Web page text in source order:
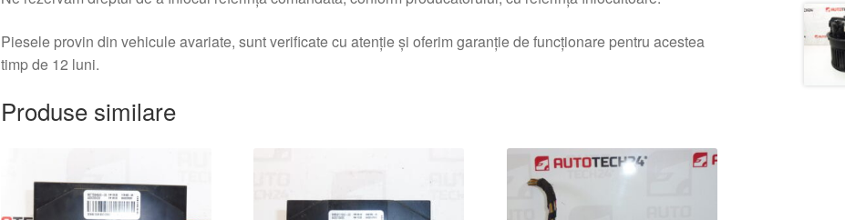
Piesele provin din vehicule avariate, sunt verificate cu atenție și oferim garanție de funcționare pentru acestea
timp de 12 luni.
Produse similare